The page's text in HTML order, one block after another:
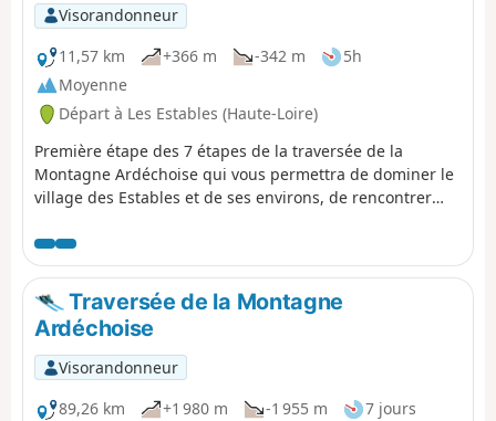
routes.Visorandonneur
11,57 km
+366 m -342 m
5h
Moyenne
Départ à Les Estables (Haute-Loire)
Première étape des 7 étapes de la traversée de la
Montagne Ardéchoise qui vous permettra de dominer le
village des Estables et de ses environs, de rencontrer
faire une belle traversée en forêt avec des points de vues
sur le cirque des Boutières, le Suc de la Lauzières avant
de rejoindre le gîte de Villevieille.
Traversée de la Montagne
Ardéchoise
Visorandonneur
89,26 km
+1 980 m -1 955 m
7 jours